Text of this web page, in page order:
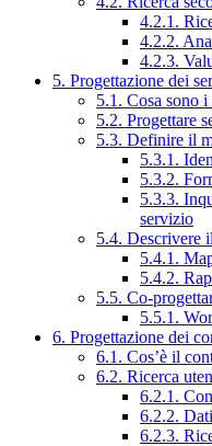
4.2.1.
4.2.2.
4.2.3.
5. Progettazione dei
5.1. Cosa sono
5.2. Progettare
5.3. Definire il
5.3.1.
5.3.2.
5.3.3.
servizio
5.4. Descrivere
5.4.1.
5.4.2.
5.5. Co-
5.5.1.
6. Progettazione dei
6.1. Cos’è il
6.2. Ricerca
6.2.1.
6.2.2.
6.2.3.